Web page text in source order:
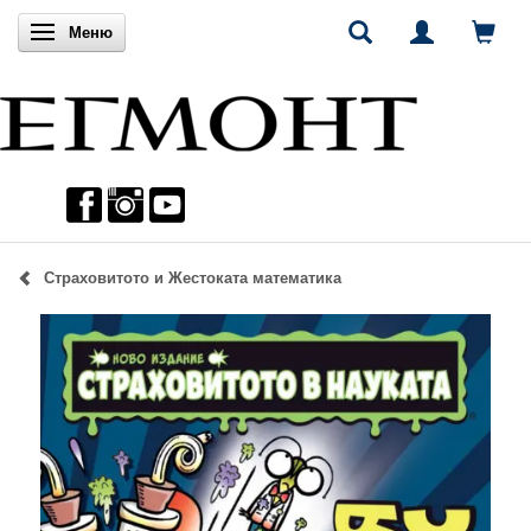
Включи навигацията
Меню
Страховитото и Жестоката математика